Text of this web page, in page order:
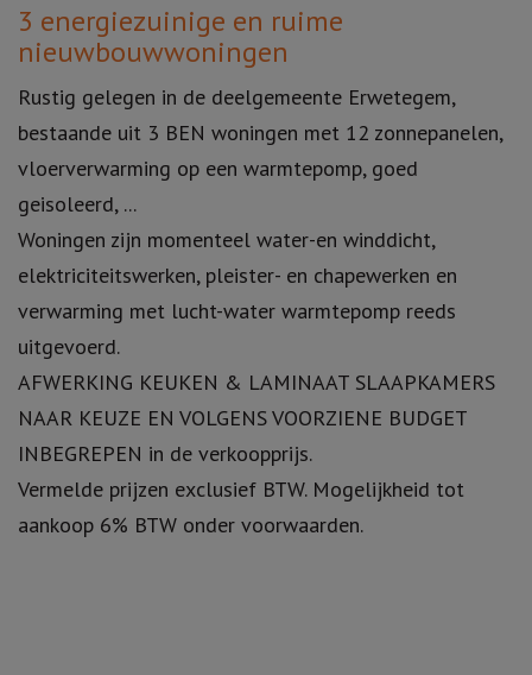
Omschrijving
3 energiezuinige en ruime
nieuwbouwwoningen
Rustig gelegen in de deelgemeente Erwetegem,
bestaande uit 3 BEN woningen met 12 zonnepanelen,
vloerverwarming op een warmtepomp, goed
geisoleerd, ...
Woningen zijn momenteel water-en winddicht,
elektriciteitswerken, pleister- en chapewerken en
verwarming met lucht-water warmtepomp reeds
uitgevoerd.
AFWERKING KEUKEN & LAMINAAT SLAAPKAMERS
NAAR KEUZE EN VOLGENS VOORZIENE BUDGET
INBEGREPEN in de verkoopprijs.
Vermelde prijzen exclusief BTW. Mogelijkheid tot
aankoop 6% BTW onder voorwaarden.